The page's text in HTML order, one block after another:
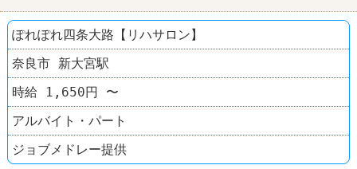
ぽれぽれ四条大路【リハサロン】
奈良市 新大宮駅
時給 1,650円 〜
アルバイト・パート
ジョブメドレー提供